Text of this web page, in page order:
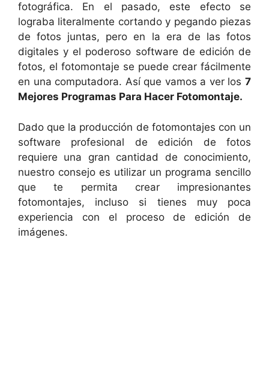
fotográfica. En el pasado, este efecto se
lograba literalmente cortando y pegando piezas
de fotos juntas, pero en la era de las fotos
digitales y el poderoso software de edición de
fotos, el fotomontaje se puede crear fácilmente
en una computadora. Así que vamos a ver los 7
Mejores Programas Para Hacer Fotomontaje.
Dado que la producción de fotomontajes con un
software profesional de edición de fotos
requiere una gran cantidad de conocimiento,
nuestro consejo es utilizar un programa sencillo
que te permita crear impresionantes
fotomontajes, incluso si tienes muy poca
experiencia con el proceso de edición de
imágenes.